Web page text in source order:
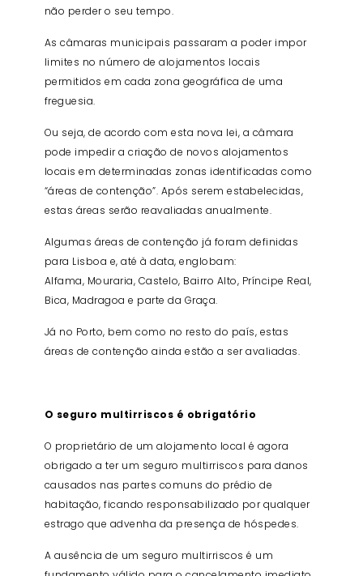
não perder o seu tempo.
As câmaras municipais passaram a poder impor
limites no número de alojamentos locais
permitidos em cada zona geográfica de uma
freguesia.
Ou seja, de acordo com esta nova lei, a câmara
pode impedir a criação de novos alojamentos
locais em determinadas zonas identificadas como
“áreas de contenção”. Após serem estabelecidas,
estas áreas serão reavaliadas anualmente.
Algumas áreas de contenção já foram definidas
para Lisboa e, até à data, englobam:
Alfama, Mouraria, Castelo, Bairro Alto, Príncipe Real,
Bica, Madragoa e parte da Graça.
Já no Porto, bem como no resto do país, estas
áreas de contenção ainda estão a ser avaliadas.
O seguro multirriscos é obrigatório
O proprietário de um alojamento local é agora
obrigado a ter um seguro multirriscos para danos
causados nas partes comuns do prédio de
habitação, ficando responsabilizado por qualquer
estrago que advenha da presença de hóspedes.
A ausência de um seguro multirriscos é um